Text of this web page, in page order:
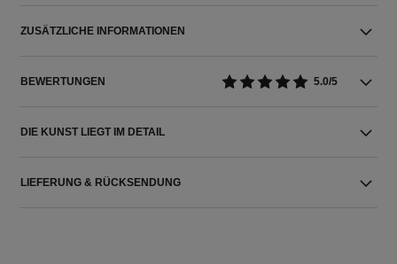
ZUSÄTZLICHE INFORMATIONEN
BEWERTUNGEN 5.0/5
DIE KUNST LIEGT IM DETAIL
LIEFERUNG & RÜCKSENDUNG